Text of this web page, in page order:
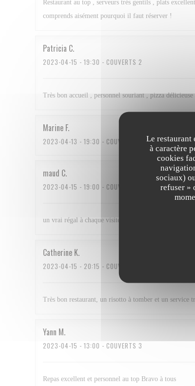
Le restaurant
à caractère
cookies
sociaux)
refuser »
Restaurant au top , serveurs très gentils , plats
comprends aisément pourquoi il faut réserver !
Patricia C
2023-04-15 - 19:30 - COUVERTS 2
Très bon accueil , personnel souriant , pizza
Marine F
2023-04-13 - 19:30 - COUVERTS 7
maud C
2023-04-15 - 19:00 - COUVERTS 5
un vrai régal à chaque visite ! nous revenons avec plaisir
Catherine K
2023-04-15 - 20:15 - COUVERTS 2
Très bon restaurant, un risotto à tomber et un service
Yann M
2023-04-15 - 13:00 - COUVERTS 3
Repas excellent et personnel au top Bravo à tous